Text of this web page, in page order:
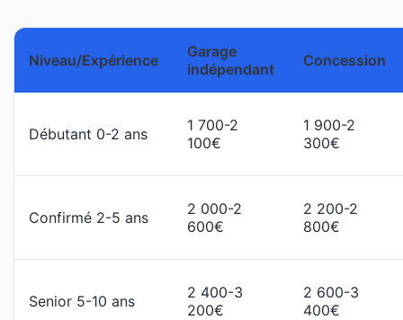
Niveau/Expérience
Garage
indépendant
Concession
Débutant 0-2 ans
1 700-2
100€
1 900-2
300€
Confirmé 2-5 ans
2 000-2
600€
2 200-2
800€
Senior 5-10 ans
2 400-3
200€
2 600-3
400€